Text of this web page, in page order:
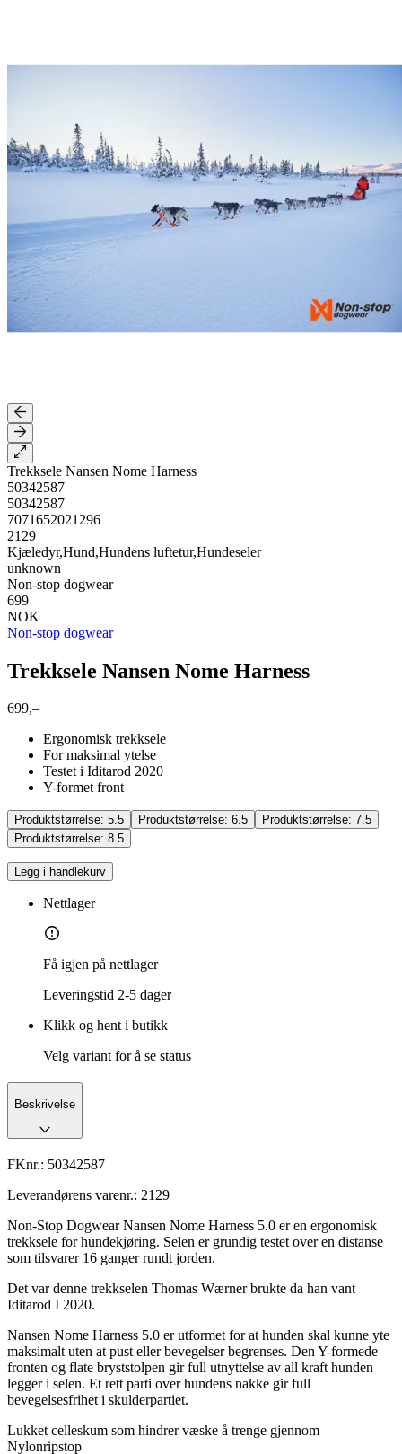
Trekksele Nansen Nome Harness
50342587
50342587
7071652021296
2129
Kjæledyr,Hund,Hundens luftetur,Hundeseler
unknown
Non-stop dogwear
699
NOK
Non-stop dogwear
Trekksele Nansen Nome Harness
699,–
Ergonomisk trekksele
For maksimal ytelse
Testet i Iditarod 2020
Y-formet front
Produktstørrelse: 5.5 Produktstørrelse: 6.5 Produktstørrelse: 7.5
Produktstørrelse: 8.5
Legg i handlekurv
Nettlager
Få igjen på nettlager
Leveringstid 2-5 dager
Klikk og hent i butikk
Velg variant for å se status
Beskrivelse
FKnr.: 50342587
Leverandørens varenr.: 2129
Non-Stop Dogwear Nansen Nome Harness 5.0 er en ergonomisk
trekksele for hundekjøring. Selen er grundig testet over en distanse
som tilsvarer 16 ganger rundt jorden.
Det var denne trekkselen Thomas Wærner brukte da han vant
Iditarod I 2020.
Nansen Nome Harness 5.0 er utformet for at hunden skal kunne yte
maksimalt uten at pust eller bevegelser begrenses. Den Y-formede
fronten og flate bryststolpen gir full utnyttelse av all kraft hunden
legger i selen. Et rett parti over hundens nakke gir full
bevegelsesfrihet i skulderpartiet.
Lukket celleskum som hindrer væske å trenge gjennom
Nylonripstop